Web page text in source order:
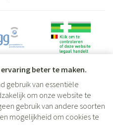
beter te maken.
gebruik van essentiële
om onze website te
gebruik van andere soorten
mogelijkheid om cookies te